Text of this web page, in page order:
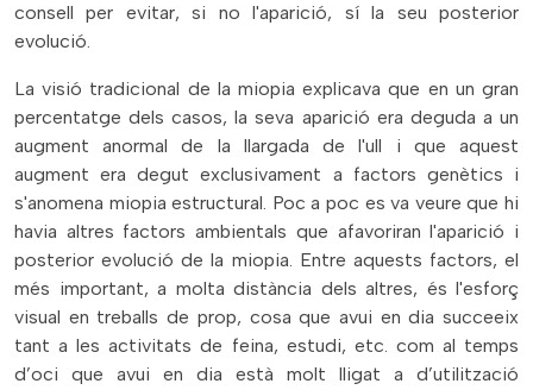
consell per evitar, si no l'aparició, sí la seu posterior
evolució.
La visió tradicional de la miopia explicava que en un gran
percentatge dels casos, la seva aparició era deguda a un
augment anormal de la llargada de l'ull i que aquest
augment era degut exclusivament a factors genètics i
s'anomena miopia estructural. Poc a poc es va veure que hi
havia altres factors ambientals que afavoriran l'aparició i
posterior evolució de la miopia. Entre aquests factors, el
més important, a molta distància dels altres, és l'esforç
visual en treballs de prop, cosa que avui en dia succeeix
tant a les activitats de feina, estudi, etc. com al temps
d’oci que avui en dia està molt lligat a d’utilització